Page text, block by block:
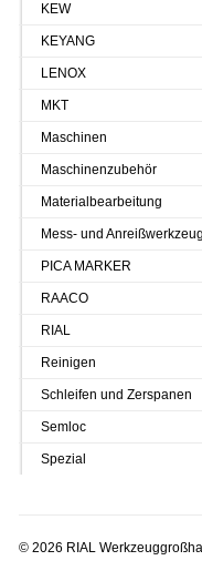
KEW
KEYANG
LENOX
MKT
Maschinen
Maschinenzubehör
Materialbearbeitung
Mess- und Anreißwerkzeug
PICA MARKER
RAACO
RIAL
Reinigen
Schleifen und Zerspanen
Semloc
Spezial
© 2026 RIAL